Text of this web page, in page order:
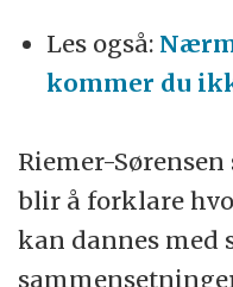
Les også:
kommer du
Riemer-
blir å forklare
kan dannes med